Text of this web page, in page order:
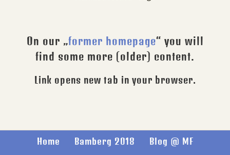
On our „former homepage“ you will
find some more (older) content.
Link opens new tab in your browser.
Home Bamberg 2018 Blog @ MF